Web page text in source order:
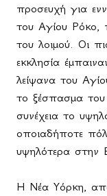
προσευχή για
του Αγίου Ρόκο,
του λοιμού. Οι
εκκλησία
λείψανα του
το ξέσπασμα
συνέχεια το
οποιαδήποτε
υψηλότερα στην
Η Νέα Υόρκη,